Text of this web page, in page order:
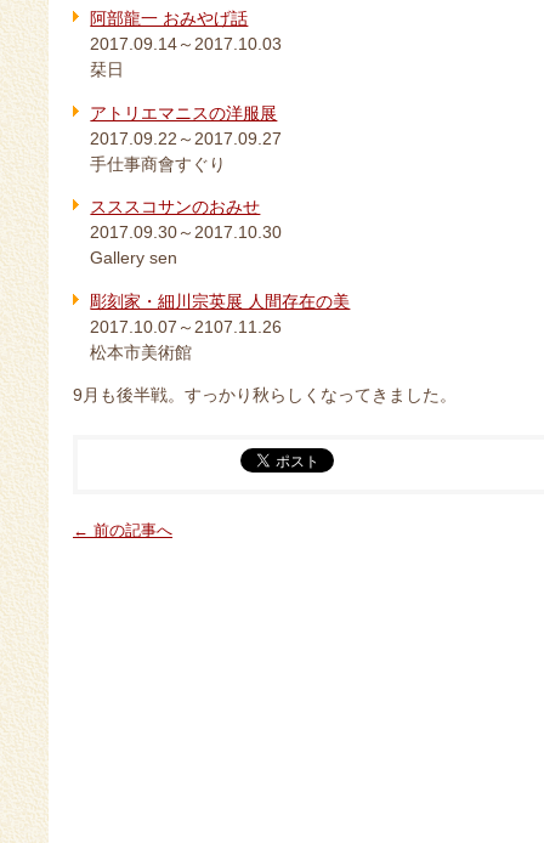
阿部龍一 おみやげ話
2017.09.14～2017.10.03
栞日
アトリエマニスの洋服展
2017.09.22～2017.09.27
手仕事商會すぐり
スススコサンのおみせ
2017.09.30～2017.10.30
Gallery sen
彫刻家・細川宗英展 人間存在の美
2017.10.07～2107.11.26
松本市美術館
9月も後半戦。すっかり秋らしくなってきました。
← 前の記事へ